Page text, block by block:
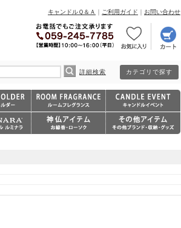
キャンドルＱ＆Ａ ｜ ご利用ガイド ｜ お問い合わせ
詳細検索 カテゴリで探す